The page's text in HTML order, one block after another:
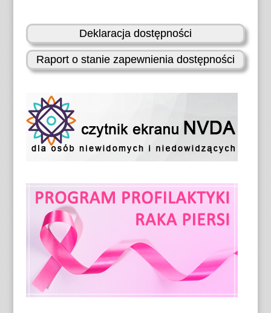
Deklaracja dostępności
Raport o stanie zapewnienia dostępności